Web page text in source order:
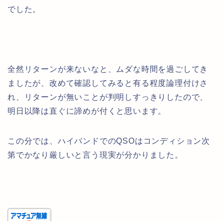
でした。
全然リターンが来ないなと、ムダな時間を過ごしてき
ましたが、改めて確認してみると有る程度論理付けさ
れ、リターンが無いことが判明しすっきりしたので、
明日以降は直ぐに諦めが付くと思います。
この分では、ハイバンドでのQSOはコンディション次
第でかなり厳しいと言う現実が分かりました。